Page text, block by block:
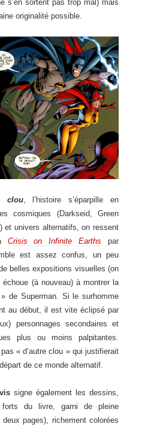
s’en sortent pas trop mal) mais
originalité possible.
clou, l’histoire s’éparpille en
cosmiques (Darkseid, Green
et univers alternatifs, on ressent
Crisis on Infinite Earths par
est assez confus, un peu
belles expositions visuelles (on
(à nouveau) à montrer la
de Superman. Si le surhomme
au début, il est vite éclipsé par
personnages secondaires et
plus ou moins palpitantes.
pas « d’autre clou » qui justifierait
de ce monde alternatif.
signe également les dessins,
forts du livre, garni de pleine
pages), richement colorées